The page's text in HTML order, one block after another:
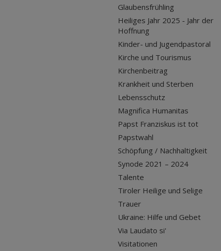
Glaubensfrühling
Heiliges Jahr 2025 - Jahr der
Hoffnung
Kinder- und Jugendpastoral
Kirche und Tourismus
Kirchenbeitrag
Krankheit und Sterben
Lebensschutz
Magnifica Humanitas
Papst Franziskus ist tot
Papstwahl
Schöpfung / Nachhaltigkeit
Synode 2021 – 2024
Talente
Tiroler Heilige und Selige
Trauer
Ukraine: Hilfe und Gebet
Via Laudato si'
Visitationen